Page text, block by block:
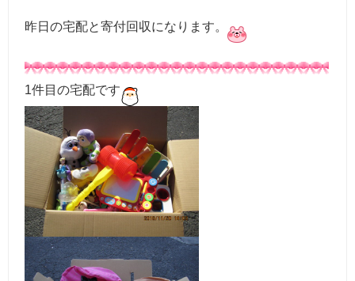
昨日の宅配と寄付回収になります。
1件目の宅配です